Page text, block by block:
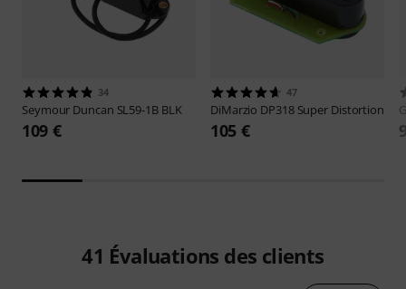
34
Seymour Duncan SL59-1B BLK
109 €
47
DiMarzio DP318 Super Distortion
105 €
41 Évaluations des clients